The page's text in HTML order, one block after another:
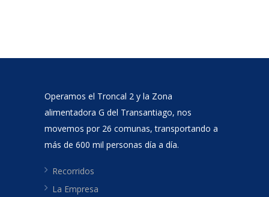
Operamos el Troncal 2 y la Zona
alimentadora G del Transantiago, nos
movemos por 26 comunas, transportando a
más de 600 mil personas día a día.
Recorridos
La Empresa